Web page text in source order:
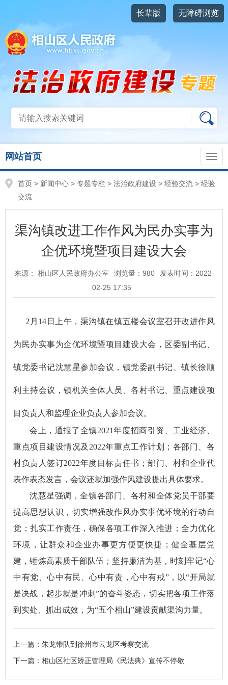
长辈版 无障碍浏览
网站首页
首页 > 新闻中心 > 专题专栏 > 法治政府建设 > 经验交流 > 经验
交流
渠沟镇改进工作作风为民办实事为
企优环境暨项目建设大会
来源： 相山区人民政府办公室 浏览量： 980
发表时间：2022-
02-25 17:35
2月14日上午，渠沟镇在镇五楼会议室召开改进作风
为民办实事为企优环境暨项目建设大会，区委副书记、
镇党委书记沈慧星参加会议，镇党委副书记、镇长徐顺
利主持会议，镇机关全体人员、各村书记、重点建设项
目负责人和监理企业负责人参加会议。
会上，通报了全镇2021年度招商引资、工业经济、
重点项目建设情况及2022年重点工作计划；各部门、各
村负责人签订2022年度目标责任书；部门、村和企业代
表作表态发言，会议还就加强作风建设提出具体要求。
沈慧星强调，全镇各部门、各村和全体党员干部要
提高思想认识，切实增强改作风办实事优环境的行动自
觉；扎实工作责任，确保各项工作深入推进；全力优化
环境，让群众和企业办事更方便更快捷；健全基层党
建，锤炼高素质干部队伍；坚持廉洁为基，时刻牢记“心
中有党、心中有民、心中有责，心中有戒”，以“开局就
是决战，起步就是冲刺”的奋斗姿态，切实把各项工作落
到实处、抓出成效，为“五个相山”建设贡献渠沟力量。
上一篇： 朱龙带队到徐州市云龙区考察交流
下一篇： 相山区社区矫正管理局《民法典》宣传不停歇